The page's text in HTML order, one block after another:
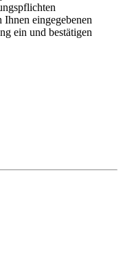
eingegebenen
ein und bestätigen